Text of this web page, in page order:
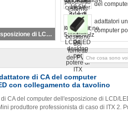
Corrente continua dell'adattatore di CA del computer dell'esposizione di LCD/LED con collegamento da tavolino
del
adattatori
computer
di CA del computer
con collegamento da tavolino
CA del computer dell'esposizione di LCD/
produttore professionista di caso di ITX 2.